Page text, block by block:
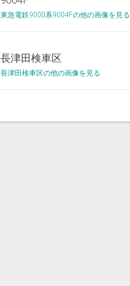
東急電鉄9000系9004Fの他の画像を見る
長津田検車区
長津田検車区の他の画像を見る